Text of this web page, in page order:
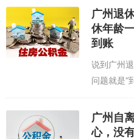
司再额外
去投资。
广州退
休年龄
到账
说到广州
问题就是“
实，这个
的退休年
过，广州
广州自
心，没